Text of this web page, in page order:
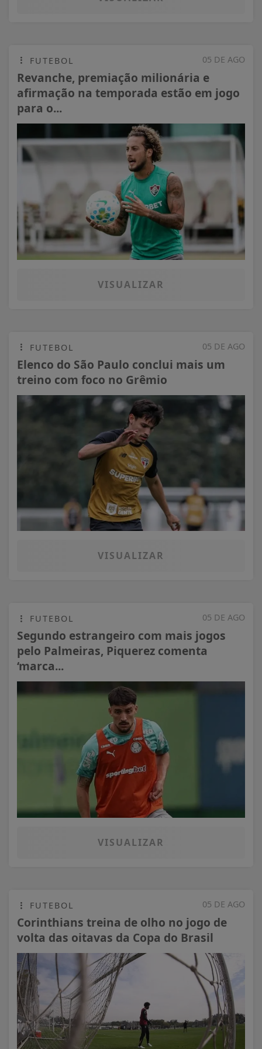
05 DE AGO
FUTEBOL
Revanche, premiação milionária e
afirmação na temporada estão em jogo
para o...
VISUALIZAR
05 DE AGO
FUTEBOL
Elenco do São Paulo conclui mais um
treino com foco no Grêmio
VISUALIZAR
05 DE AGO
FUTEBOL
Segundo estrangeiro com mais jogos
pelo Palmeiras, Piquerez comenta
‘marca...
VISUALIZAR
05 DE AGO
FUTEBOL
Corinthians treina de olho no jogo de
volta das oitavas da Copa do Brasil